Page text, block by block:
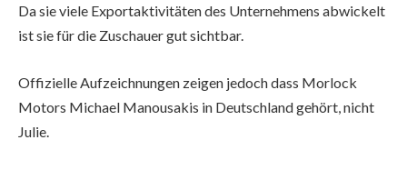
Da sie viele Exportaktivitäten des Unternehmens abwickelt
ist sie für die Zuschauer gut sichtbar.
Offizielle Aufzeichnungen zeigen jedoch dass Morlock
Motors Michael Manousakis in Deutschland gehört, nicht
Julie.